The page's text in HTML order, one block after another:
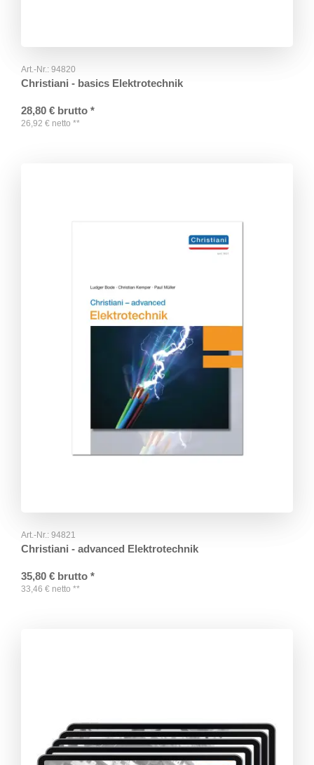
Art.-Nr.: 94820
Christiani - basics Elektrotechnik
28,80 € brutto *
26,92 € netto **
Art.-Nr.: 94821
Christiani - advanced Elektrotechnik
35,80 € brutto *
33,46 € netto **